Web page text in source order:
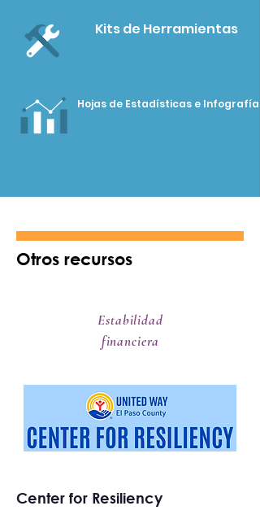
Kits de Herramientas
Hojas de Estadísticas e Infografías
Otros recursos
Estabilidad
financiera
Center for Resiliency